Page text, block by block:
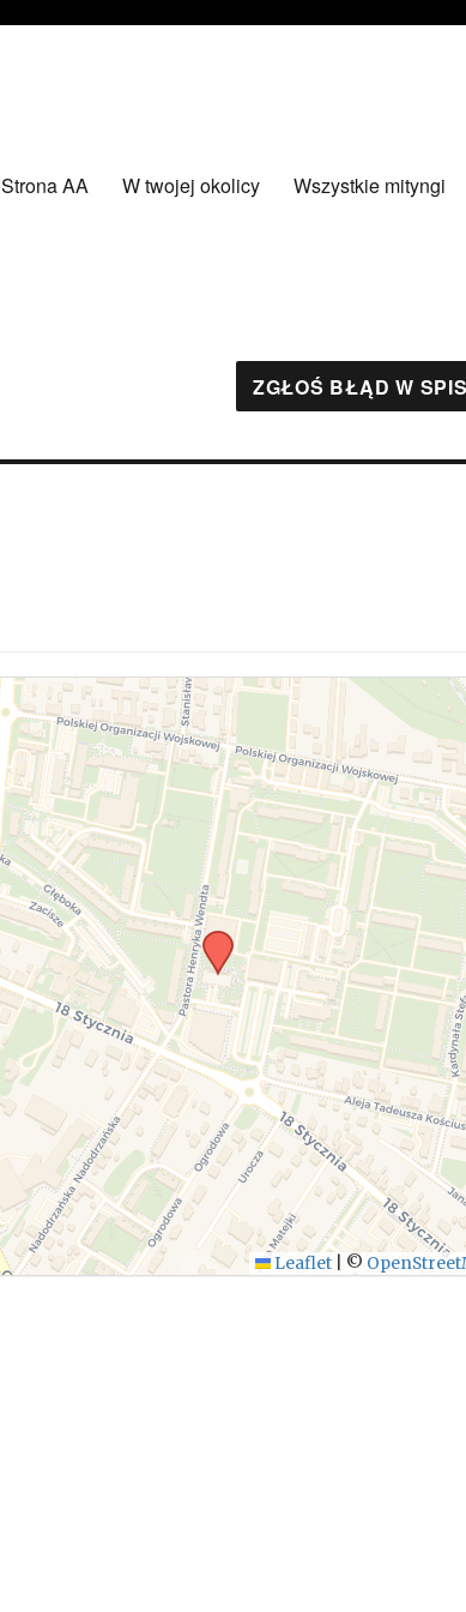
Strona AA W twojej okolicy Wszystkie mityngi
ZGŁOŚ BŁĄD W
Leaflet ©